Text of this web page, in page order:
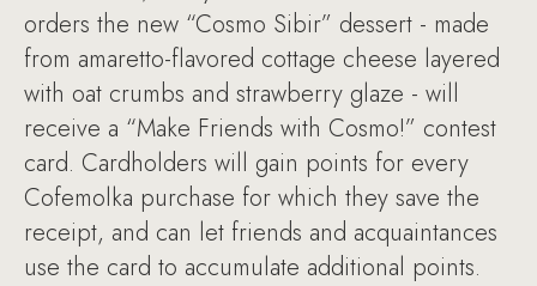
orders the new “Cosmo Sibir” dessert - made
from amaretto-flavored cottage cheese layered
with oat crumbs and strawberry glaze - will
receive a “Make Friends with Cosmo!” contest
card. Cardholders will gain points for every
Cofemolka purchase for which they save the
receipt, and can let friends and acquaintances
use the card to accumulate additional points.